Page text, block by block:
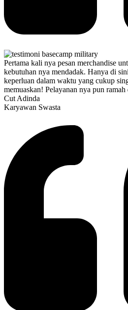
Pertama kali nya pesan merchandise
kebutuhan nya mendadak. Hanya di
keperluan dalam waktu yang cukup
memuaskan! Pelayanan nya pun ramah
Cut Adinda
Karyawan Swasta